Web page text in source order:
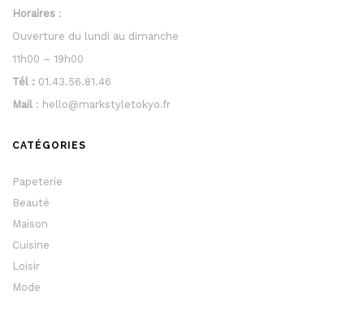
Horaires :
Ouverture du lundi au dimanche
11h00 – 19h00
Tél : 01.43.56.81.46
Mail : hello@markstyletokyo.fr
CATÉGORIES
Papeterie
Beauté
Maison
Cuisine
Loisir
Mode